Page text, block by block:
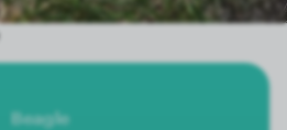
Beagle